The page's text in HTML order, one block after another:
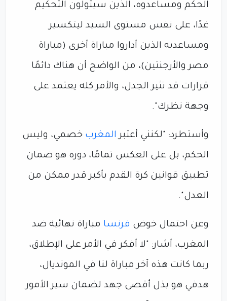
الحكم ومساعدوه، الذين سيتولون التحكيم
غدًا، على نفس مستوى السيد ليتكسير
ومساعديه الذين أداروا مباراة أخرى (مباراة
مصر والأرجنتين)، من الواضح أن هناك دائمًا
قرارات قد تثير الجدل، والأمر كله يعتمد على
وجهة نظرك".
وأستطرد: "لكنني أعتبر المغرب خصمي، وليس
الحكم، بل على العكس تمامًا، دوره هو ضمان
تطبيق قوانين كرة القدم بأكبر قدر ممكن من
العدل".
وعن احتمال خوض فرنسا مباراة نهائية ضد
المغرب، أشار: "لا أفكر في الأمر على الإطلاق،
ربما كانت هذه آخر مباراة لنا في المونديال،
هدفي هو بذل أقصى جهد لضمان سير الأمور